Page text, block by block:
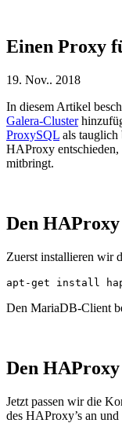
Einen Proxy
19. Nov.. 2018
In diesem Artikel
Galera-Cluster
ProxySQL als tauglich
HAProxy
mitbringt.
Den
Zuerst installieren wir
apt-get install
Den MariaDB-Client
Den
Jetzt passen wir die
des HAProxy’s an